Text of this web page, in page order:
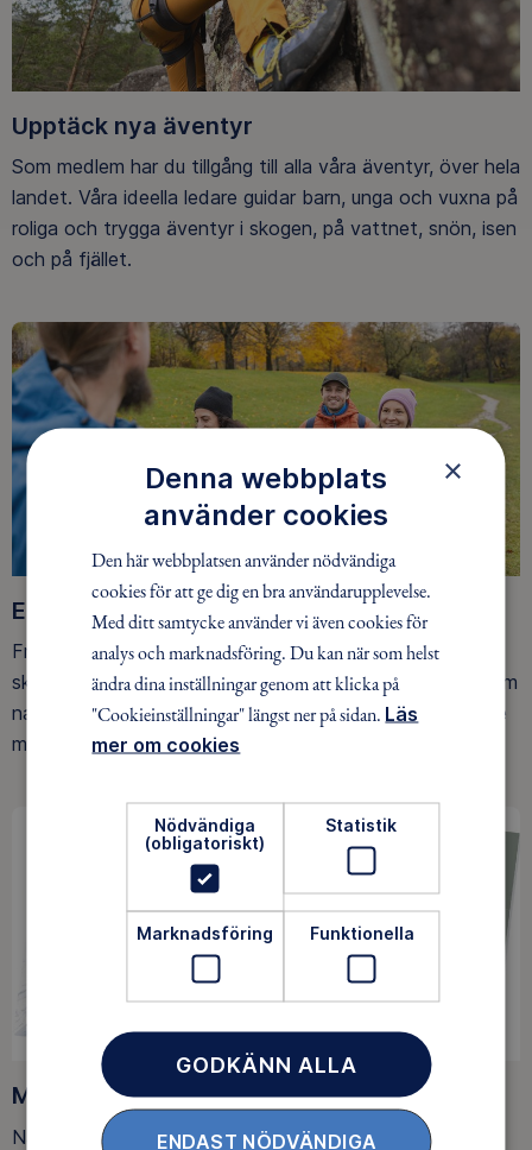
Upptäck nya äventyr
Som medlem har du tillgång till alla våra äventyr, över hela
landet. Våra ideella ledare guidar barn, unga och vuxna på
roliga och trygga äventyr i skogen, på vattnet, snön, isen
och på fjället.
Ett friluftsliv för alla
Friluftsfrämjandet arbetar för att så många som möjligt
ska upptäcka den rörelseglädje och de hälsoeffekter som
naturen ger. Som medlem bidrar du också till vårt arbete
med att skydda allemansrätten.
Medlemsförmåner
När du blir medlem får du Magasin Friluftsliv i din
×
Denna webbplats
använder cookies
Den här webbplatsen använder nödvändiga
cookies för att ge dig en bra användarupplevelse.
Med ditt samtycke använder vi även cookies för
analys och marknadsföring. Du kan när som helst
ändra dina inställningar genom att klicka på
"Cookieinställningar" längst ner på sidan. Läs
mer om cookies
Nödvändiga
(obligatoriskt)
Statistik
Marknadsföring Funktionella
GODKÄNN ALLA
ENDAST NÖDVÄNDIGA